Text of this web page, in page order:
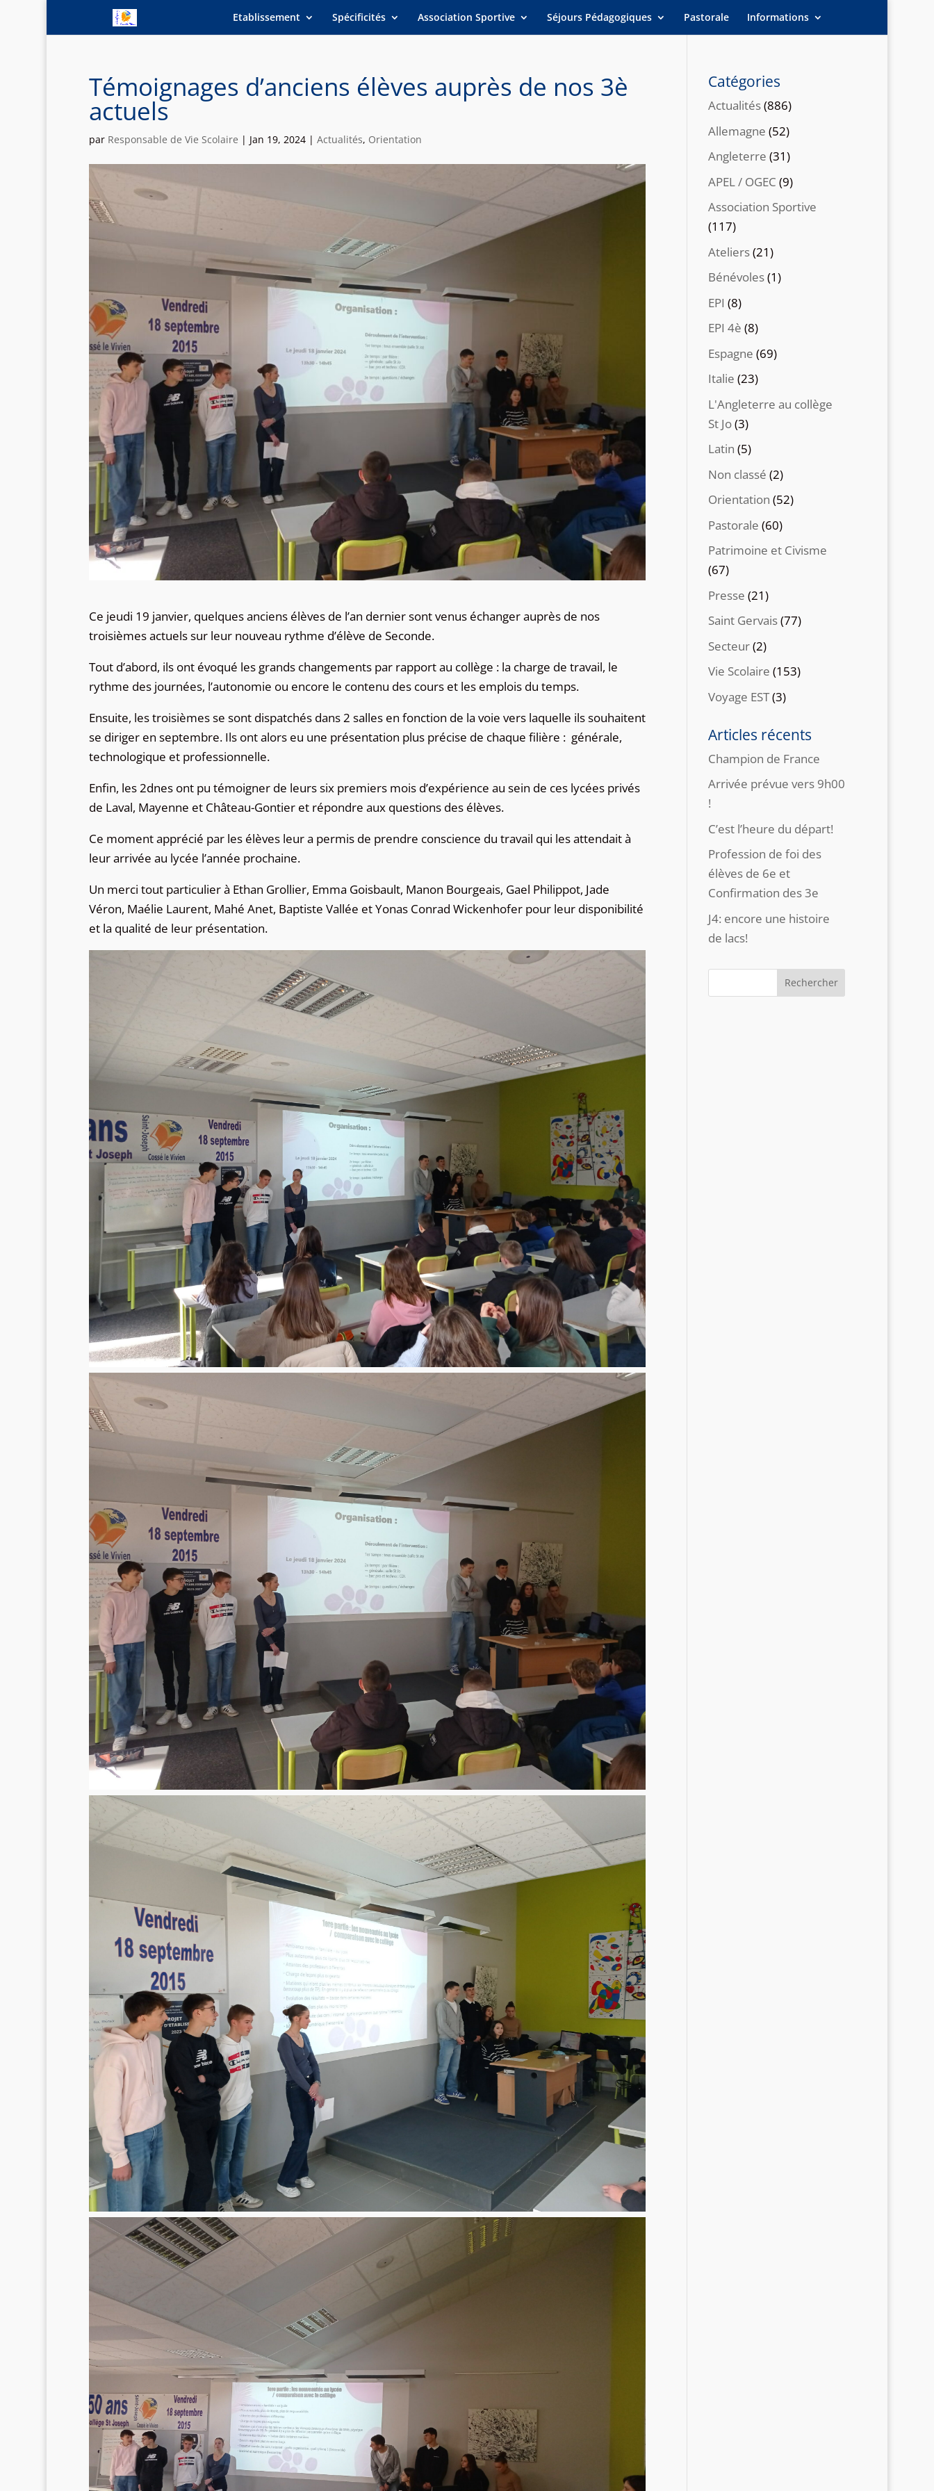
Etablissement Spécificités Association Sportive Séjours Pédagogiques Pastorale Informations
Témoignages d’anciens élèves auprès de nos 3è
actuels
par Responsable de Vie Scolaire | Jan 19, 2024| Actualités, Orientation
Ce jeudi 19 janvier, quelques anciens élèves de l’an dernier sont venus échanger auprès de nos
troisièmes actuels sur leur nouveau rythme d’élève de Seconde.
Tout d’abord, ils ont évoqué les grands changements par rapport au collège : la charge de travail, le
rythme des journées, l’autonomie ou encore le contenu des cours et les emplois du temps.
Ensuite, les troisièmes se sont dispatchés dans 2 salles en fonction de la voie vers laquelle ils souhaitent
se diriger en septembre. Ils ont alors eu une présentation plus précise de chaque filière : générale,
technologique et professionnelle.
Enfin, les 2dnes ont pu témoigner de leurs six premiers mois d’expérience au sein de ces lycées privés
de Laval, Mayenne et Château-Gontier et répondre aux questions des élèves.
Ce moment apprécié par les élèves leur a permis de prendre conscience du travail qui les attendait à
leur arrivée au lycée l’année prochaine.
Un merci tout particulier à Ethan Grollier, Emma Goisbault, Manon Bourgeais, Gael Philippot, Jade
Véron, Maélie Laurent, Mahé Anet, Baptiste Vallée et Yonas Conrad Wickenhofer pour leur disponibilité
et la qualité de leur présentation.
Catégories
Actualités(886)
Allemagne (52)
Angleterre (31)
APEL / OGEC (9)
Association Sportive
(117)
Ateliers(21)
Bénévoles(1)
EPI (8)
EPI 4è (8)
Espagne (69)
Italie (23)
L'Angleterre au collège
St Jo(3)
Latin (5)
Non classé (2)
Orientation (52)
Pastorale (60)
Patrimoine et Civisme
(67)
Presse (21)
Saint Gervais(77)
Secteur(2)
Vie Scolaire (153)
Voyage EST(3)
Articles récents
Champion de France
Arrivée prévue vers 9h00
!
C’est l’heure du départ!
Profession de foi des
élèves de 6e et
Confirmation des 3e
J4: encore une histoire
de lacs!